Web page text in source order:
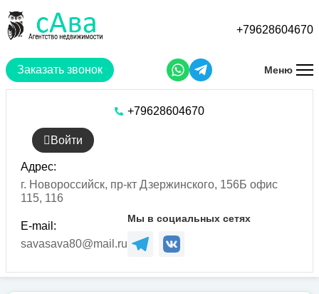
основному
Заказать звонок
+79628604670
Меню
+79628604670
Войти
Адрес:
г. Новороссийск, пр-кт Дзержинского, 156Б офис
115, 116
E-mail:
savasava80@mail.ru
Мы в социальных сетях